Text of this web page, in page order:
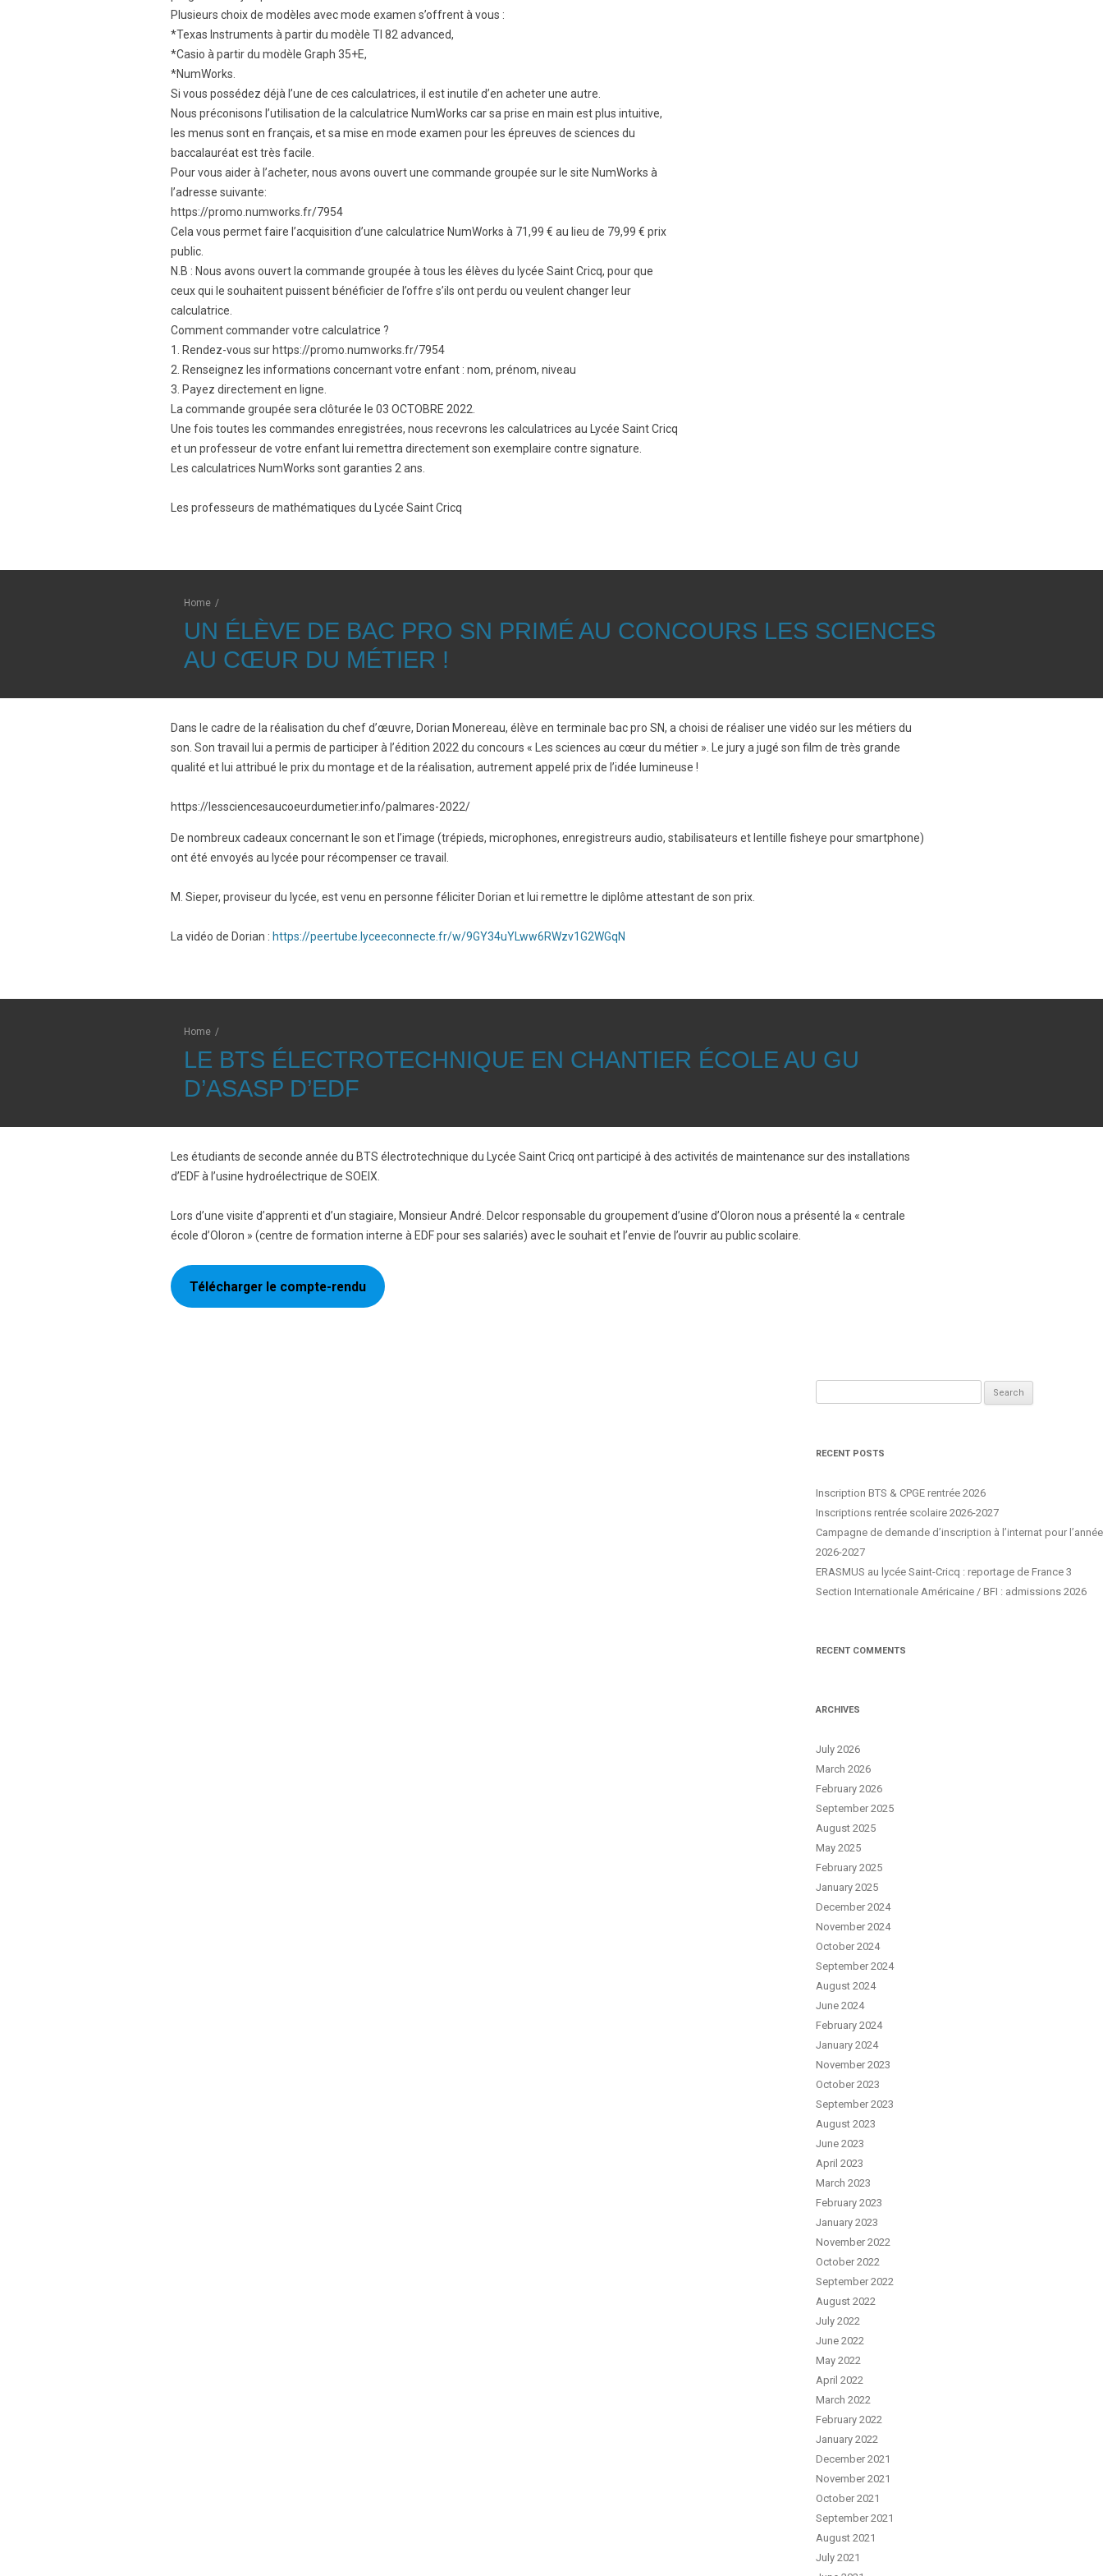
Les BTS par la voie de
l’apprentissage
Licence Professionnelle
Plusieurs choix de modèles avec mode examen s’offrent à vous :
*Texas Instruments à partir du modèle TI 82 advanced,
*Casio à partir du modèle Graph 35+E,
*NumWorks.
Si vous possédez déjà l’une de ces calculatrices, il est inutile d’en acheter une autre.
Nous préconisons l’utilisation de la calculatrice NumWorks car sa prise en main est plus intuitive,
les menus sont en français, et sa mise en mode examen pour les épreuves de sciences du
baccalauréat est très facile.
Pour vous aider à l’acheter, nous avons ouvert une commande groupée sur le site NumWorks à
l’adresse suivante:
https://promo.numworks.fr/7954
Cela vous permet faire l’acquisition d’une calculatrice NumWorks à 71,99 € au lieu de 79,99 € prix
public.
N.B : Nous avons ouvert la commande groupée à tous les élèves du lycée Saint Cricq, pour que
ceux qui le souhaitent puissent bénéficier de l’offre s’ils ont perdu ou veulent changer leur
calculatrice.
Comment commander votre calculatrice ?
1. Rendez-vous sur https://promo.numworks.fr/7954
2. Renseignez les informations concernant votre enfant : nom, prénom, niveau
3. Payez directement en ligne.
La commande groupée sera clôturée le 03 OCTOBRE 2022.
Une fois toutes les commandes enregistrées, nous recevrons les calculatrices au Lycée Saint Cricq
et un professeur de votre enfant lui remettra directement son exemplaire contre signature.
Les calculatrices NumWorks sont garanties 2 ans.
Les professeurs de mathématiques du Lycée Saint Cricq
Home /
UN ÉLÈVE DE BAC PRO SN PRIMÉ AU CONCOURS LES SCIENCES
AU CŒUR DU MÉTIER !
Dans le cadre de la réalisation du chef d’œuvre, Dorian Monereau, élève en terminale bac pro SN, a choisi de réaliser une vidéo sur les métiers du
son. Son travail lui a permis de participer à l’édition 2022 du concours « Les sciences au cœur du métier ». Le jury a jugé son film de très grande
qualité et lui attribué le prix du montage et de la réalisation, autrement appelé prix de l’idée lumineuse !
https://lessciencesaucoeurdumetier.info/palmares-2022/
De nombreux cadeaux concernant le son et l’image (trépieds, microphones, enregistreurs audio, stabilisateurs et lentille fisheye pour smartphone)
ont été envoyés au lycée pour récompenser ce travail.
M. Sieper, proviseur du lycée, est venu en personne féliciter Dorian et lui remettre le diplôme attestant de son prix.
La vidéo de Dorian : https://peertube.lyceeconnecte.fr/w/9GY34uYLww6RWzv1G2WGqN
Home /
LE BTS ÉLECTROTECHNIQUE EN CHANTIER ÉCOLE AU GU
D’ASASP D’EDF
Les étudiants de seconde année du BTS électrotechnique du Lycée Saint Cricq ont participé à des activités de maintenance sur des installations
d’EDF à l’usine hydroélectrique de SOEIX.
Lors d’une visite d’apprenti et d’un stagiaire, Monsieur André. Delcor responsable du groupement d’usine d’Oloron nous a présenté la « centrale
école d’Oloron » (centre de formation interne à EDF pour ses salariés) avec le souhait et l’envie de l’ouvrir au public scolaire.
Télécharger le compte-rendu
RECENT POSTS
Inscription BTS & CPGE rentrée 2026
Inscriptions rentrée scolaire 2026-2027
Campagne de demande d’inscription à l’internat pour l’année
2026-2027
ERASMUS au lycée Saint-Cricq : reportage de France 3
Section Internationale Américaine / BFI : admissions 2026
RECENT COMMENTS
ARCHIVES
July 2026
March 2026
February 2026
September 2025
August 2025
May 2025
February 2025
January 2025
December 2024
November 2024
October 2024
September 2024
August 2024
June 2024
February 2024
January 2024
November 2023
October 2023
September 2023
August 2023
June 2023
April 2023
March 2023
February 2023
January 2023
November 2022
October 2022
September 2022
August 2022
July 2022
June 2022
May 2022
April 2022
March 2022
February 2022
January 2022
December 2021
November 2021
October 2021
September 2021
August 2021
July 2021